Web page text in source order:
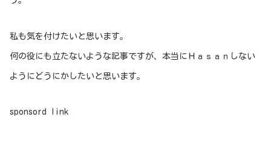
私も気を付けたいと思います。
何の役にも立たないような記事ですが、本当にＨａｓａｎしない
ようにどうにかしたいと思います。
sponsord link